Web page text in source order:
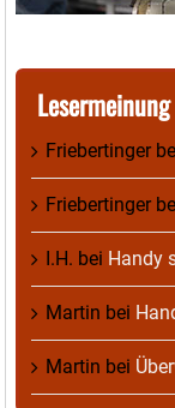
Lesermeinung
Friebertinger
Friebertinger
I.H. bei Handy
Martin bei
Martin bei